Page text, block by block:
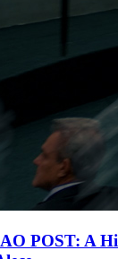
POST: A